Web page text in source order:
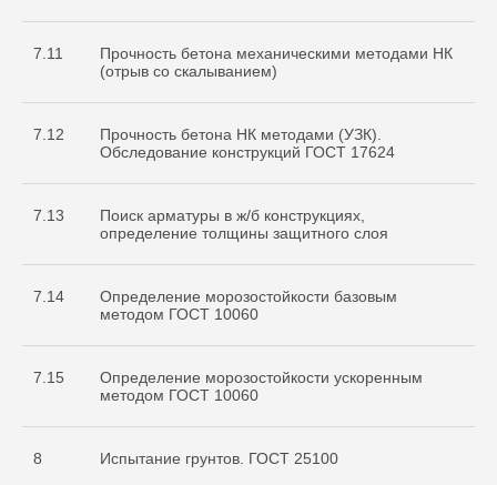
7.11
Прочность бетона механическими методами НК
(отрыв со скалыванием)
7.12
Прочность бетона НК методами (УЗК).
Обследование конструкций ГОСТ 17624
7.13
Поиск арматуры в ж/б конструкциях,
определение толщины защитного слоя
7.14
Определение морозостойкости базовым
методом ГОСТ 10060
7.15
Определение морозостойкости ускоренным
методом ГОСТ 10060
8 Испытание грунтов. ГОСТ 25100